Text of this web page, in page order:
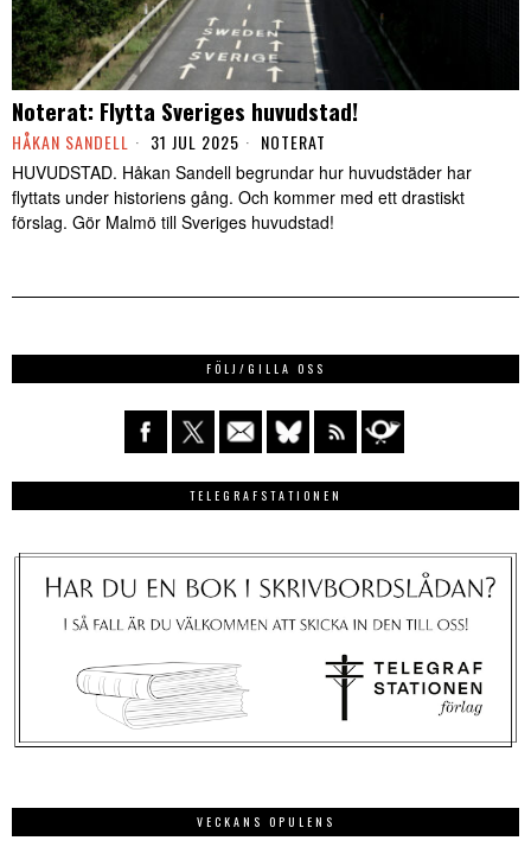
Noterat: Flytta Sveriges huvudstad!
HÅKAN SANDELL 31 JUL 2025 NOTERAT
HUVUDSTAD. Håkan Sandell begrundar hur huvudstäder har
flyttats under historiens gång. Och kommer med ett drastiskt
förslag. Gör Malmö till Sveriges huvudstad!
FÖLJ/GILLA OSS
TELEGRAFSTATIONEN
VECKANS OPULENS